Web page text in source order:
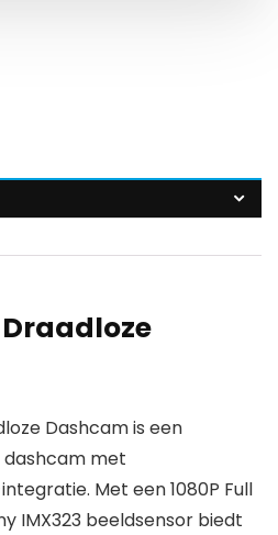
Dashcam is een
met
Met een 1080P Full
IMX323 beeldsensor biedt